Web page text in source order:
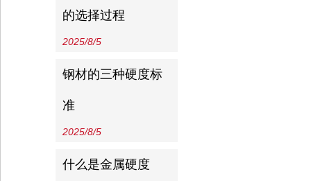
的选择过程
2025/8/5
钢材的三种硬度标
准
2025/8/5
什么是金属硬度